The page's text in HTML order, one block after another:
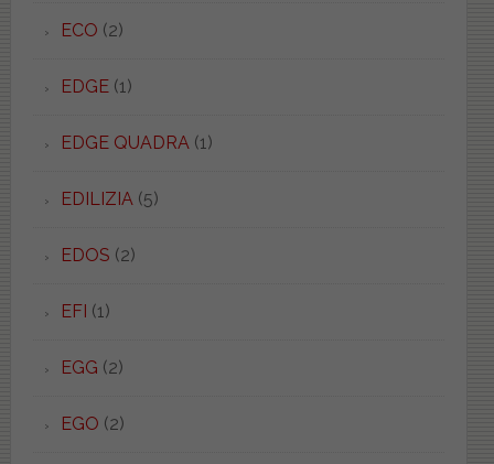
ECO (2)
EDGE(1)
EDGE QUADRA (1)
EDILIZIA (5)
EDOS (2)
EFI (1)
EGG (2)
EGO (2)